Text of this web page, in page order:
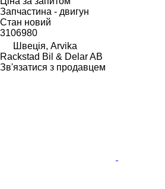
Запчастина - двигун
Стан новий
3106980
Швеція, Arvika
Rackstad Bil & Delar AB
Зв'язатися з продавцем